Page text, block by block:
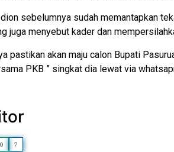
sebelumnya sudah memantapkan
juga menyebut kader dan
pastikan akan maju calon Bupati
PKB ” singkat dia lewat via
0 7